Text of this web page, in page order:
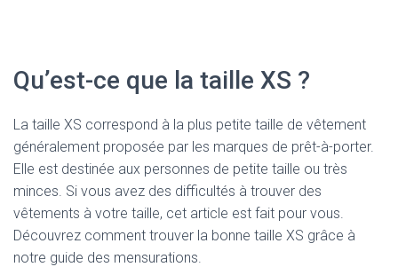
Qu’est-ce que la taille XS ?
La taille XS correspond à la plus petite taille de vêtement
généralement proposée par les marques de prêt-à-porter.
Elle est destinée aux personnes de petite taille ou très
minces. Si vous avez des difficultés à trouver des
vêtements à votre taille, cet article est fait pour vous.
Découvrez comment trouver la bonne taille XS grâce à
notre guide des mensurations.